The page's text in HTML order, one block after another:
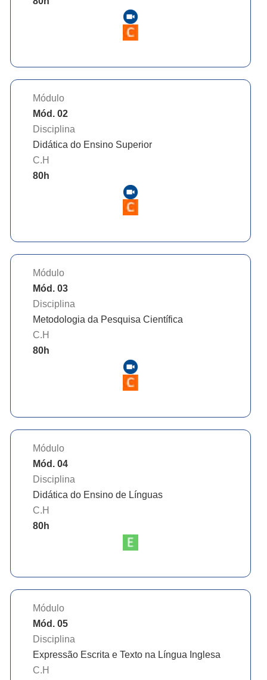
Módulo
Mód. 02
Disciplina
Didática do Ensino Superior
C.H
80h
Módulo
Mód. 03
Disciplina
Metodologia da Pesquisa Científica
C.H
80h
Módulo
Mód. 04
Disciplina
Didática do Ensino de Línguas
C.H
80h
Módulo
Mód. 05
Disciplina
Expressão Escrita e Texto na Língua Inglesa
C.H